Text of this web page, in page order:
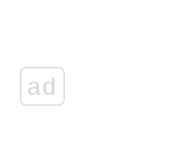
ad